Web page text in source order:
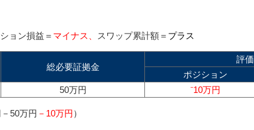
ョン損益＝ マイナス、 スワップ累計額＝ プラス
総必要証拠金
評
ポジション
50万円 ⁻10万円
50万円 －10万円）